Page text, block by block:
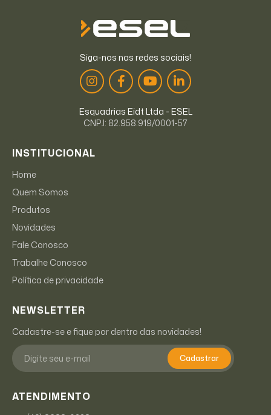
Siga-nos nas redes sociais!
Esquadrias Eidt Ltda - ESEL
CNPJ: 82.958.919/0001-57
INSTITUCIONAL
Home
Quem Somos
Produtos
Novidades
Fale Conosco
Trabalhe Conosco
Política de privacidade
NEWSLETTER
Cadastre-se e fique por dentro das novidades!
Cadastrar
ATENDIMENTO